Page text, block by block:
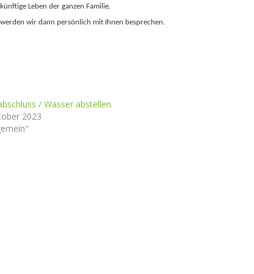
Leben der ganzen Familie.
wir dann persönlich mit Ihnen besprechen.
/ Wasser abstellen
2023